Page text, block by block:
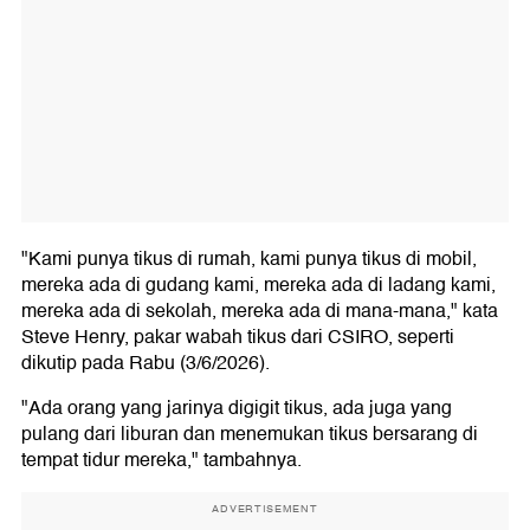
"Kami punya tikus di rumah, kami punya tikus di mobil,
mereka ada di gudang kami, mereka ada di ladang kami,
mereka ada di sekolah, mereka ada di mana-mana," kata
Steve Henry, pakar wabah tikus dari CSIRO, seperti
dikutip pada Rabu (3/6/2026).
"Ada orang yang jarinya digigit tikus, ada juga yang
pulang dari liburan dan menemukan tikus bersarang di
tempat tidur mereka," tambahnya.
ADVERTISEMENT